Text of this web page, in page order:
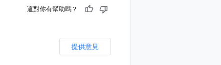
這對你有幫助嗎？
提供意見